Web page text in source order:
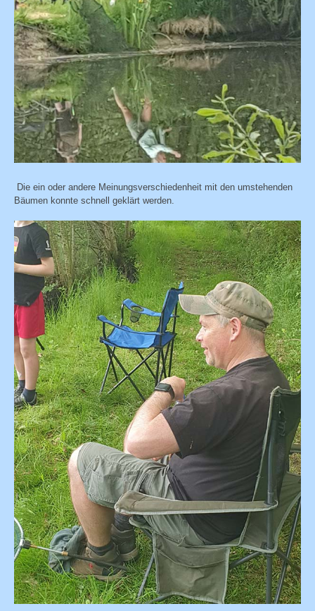
Die ein oder andere Meinungsverschiedenheit mit den umstehenden
Bäumen konnte schnell geklärt werden.